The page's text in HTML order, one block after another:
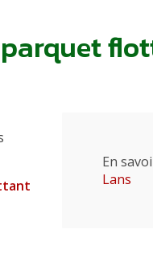
parquet
En
Lans